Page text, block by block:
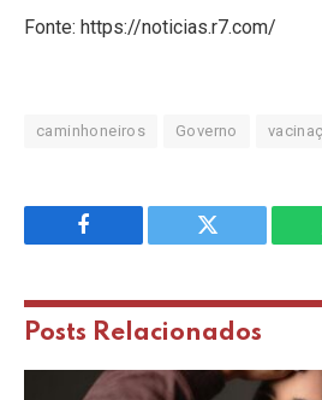
Fonte: https://noticias.r7.com/
caminhoneiros Governo
Facebook Twitter
Posts Relacionados